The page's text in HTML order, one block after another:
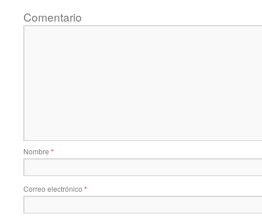
Comentario
Nombre *
Correo electrónico *